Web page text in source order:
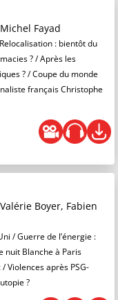
Fayad
: bientôt du
? / Après les
? / Coupe du monde
français Christophe
Boyer, Fabien
/ Guerre de l’énergie :
nuit Blanche à Paris
Violences après PSG-
?